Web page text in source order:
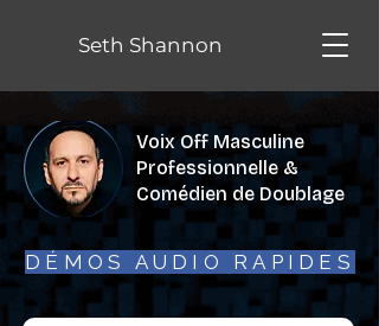
Seth Shannon
Voix Off Masculine
Professionnelle &
Comédien de Doublage
DÉMOS AUDIO RAPIDES